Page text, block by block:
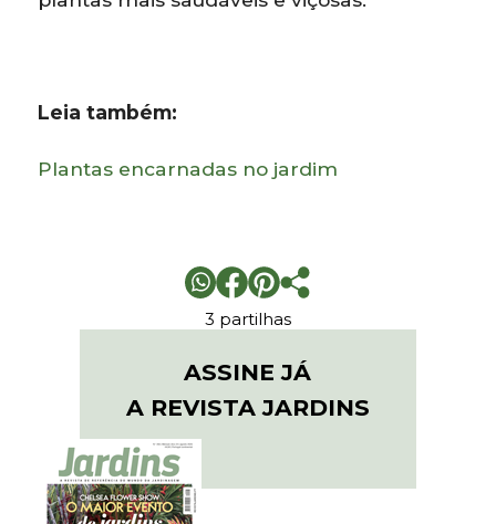
Leia também:
Plantas encarnadas no jardim
3 partilhas
ASSINE JÁ
A REVISTA JARDINS